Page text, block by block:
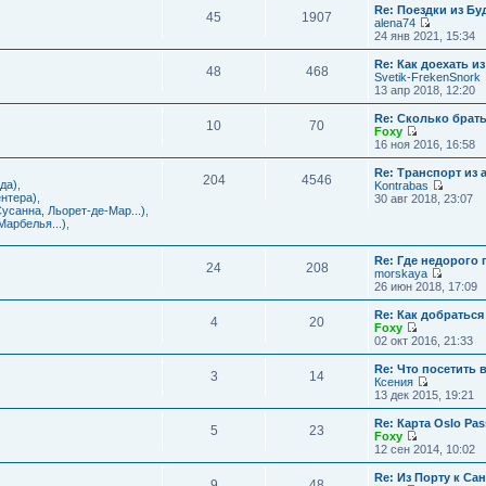
ю
о
б
щ
е
н
и
ю
е
м
у
с
о
о
б
щ
е
и
ю
л
д
н
е
м
у
с
о
б
щ
е
н
и
к
п
о
л
е
д
н
е
у
с
о
о
б
и
ю
45 1907
Re: Поездки из
alena74
П
е
р
е
й
т
к
п
о
л
е
д
с
о
о
щ
н
и
ю
24 янв 2021, 15:34
48 468
Re: Как доехать
Svetik-FrekenSnork
13 апр 2018, 12:20
10 70
Re: Сколько
Foxy
П
е
р
е
й
т
п
о
с
л
е
д
н
е
с
о
о
щ
н
и
ю
16 ноя 2016, 16:58
Льорет-де-Мар...)
204 4546
Re: Транспорт из
Kontrabas
П
й
т
п
о
л
е
д
е
с
о
о
щ
30 авг 2018, 23:07
24 208
Re: Где недорого
morskaya
П
е
р
е
й
т
к
п
о
л
д
н
е
26 июн 2018, 17:09
4 20
Re: Как
Foxy
П
е
р
е
й
т
к
п
о
л
02 окт 2016, 21:33
3 14
Re: Что посетить
Ксения
П
е
р
е
й
т
13 дек 2015, 19:21
5 23
Re: Карта Oslo
Foxy
П
е
р
12 сен 2014, 10:02
Re: Из Порту к